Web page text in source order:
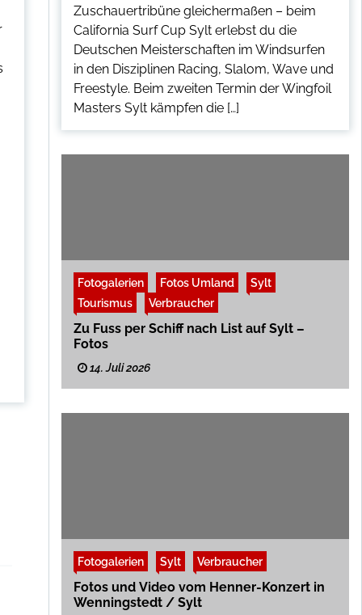
Zuschauertribüne gleichermaßen – beim
California Surf Cup Sylt erlebst du die
Deutschen Meisterschaften im Windsurfen
in den Disziplinen Racing, Slalom, Wave und
Freestyle. Beim zweiten Termin der Wingfoil
Masters Sylt kämpfen die […]
Fotogalerien Fotos Umland
Sylt
Tourismus
Verbraucher
Zu Fuss per Schiff nach List auf Sylt –
Fotos
14. Juli 2026
Fotogalerien Sylt Verbraucher
Fotos und Video vom Henner-Konzert in
Wenningstedt / Sylt